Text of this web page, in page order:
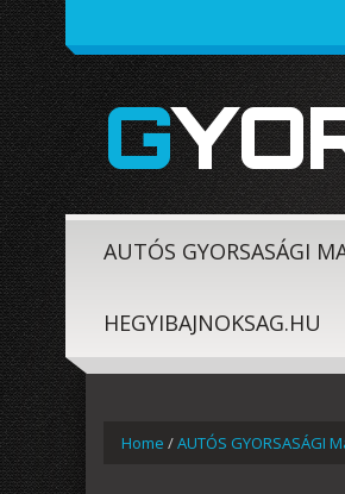
AUTÓS GYORSASÁGI
HEGYIBAJNOKSAG.HU
Home /AUTÓS GYORSASÁGI